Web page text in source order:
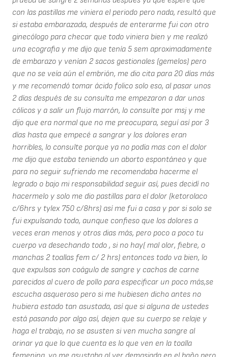
con las pastillas me viniera el periodo pero nada, resultó que
si estaba embarazada, después de enterarme fui con otro
ginecólogo para checar que todo viniera bien y me realizó
una ecografia y me dijo que tenía 5 sem aproximadamente
de embarazo y venían 2 sacos gestionales (gemelos) pero
que no se veía aún el embrión, me dio cita para 20 días más
y me recomendó tomar ácido folico solo eso, al pasar unos
2 días después de su consulta me empezaron a dar unos
cólicos y a salir un flujo marrón, lo consulte por msj y me
dijo que era normal que no me preocupara, seguí así por 3
días hasta que empecé a sangrar y los dolores eran
horribles, lo consulte porque ya no podía mas con el dolor
me dijo que estaba teniendo un aborto espontáneo y que
para no seguir sufriendo me recomendaba hacerme el
legrado o bajo mi responsabilidad seguir así, pues decidí no
hacermelo y solo me dio pastillas para el dolor (ketorolaco
c/6hrs y tylex 750 c/8hrs) así me fui a casa y por si solo se
fui expulsando todo, aunque confieso que los dolores a
veces eran menos y otros dias más, pero poco a poco tu
cuerpo va desechando todo , si no hay( mal olor, fiebre, o
manchas 2 toallas fem c/ 2 hrs) entonces todo va bien, lo
que expulsas son coágulo de sangre y cachos de carne
parecidos al cuero de pollo para especificar un poco más,se
escucha asqueroso pero si me hubiesen dicho antes no
hubiera estado tan asustada, así que si alguna de ustedes
está pasando por algo así, dejen que su cuerpo se relaje y
haga el trabajo, no se asusten si ven mucha sangre al
orinar ya que lo que cuenta es lo que ven en la toalla